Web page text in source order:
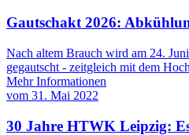
Gautschakt 2026:
Nach altem Brauch wird am 24.
gegautscht - zeitgleich mit dem
Mehr Informationen
vom 31. Mai 2022
30 Jahre HTWK Leipzig: